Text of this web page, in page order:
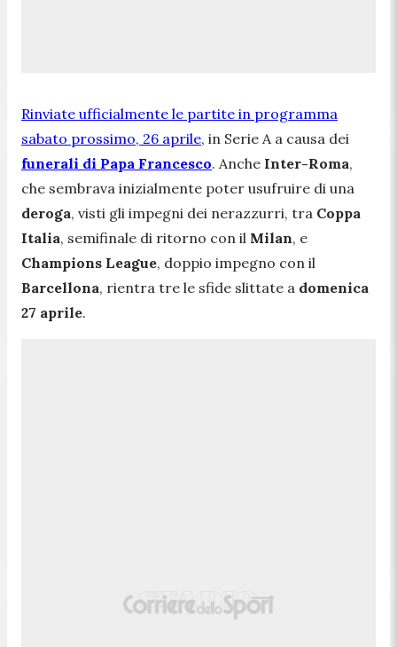
Rinviate ufficialmente le partite in programma
sabato prossimo, 26 aprile, in Serie A a causa dei
funerali di Papa Francesco. Anche Inter-Roma,
che sembrava inizialmente poter usufruire di una
deroga, visti gli impegni dei nerazzurri, tra Coppa
Italia, semifinale di ritorno con il Milan, e
Champions League, doppio impegno con il
Barcellona, rientra tre le sfide slittate a domenica
27 aprile.